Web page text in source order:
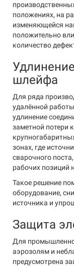
положениях, на
изменяющейся
положительно
количество
шлейфа
Для ряда
удалённой
удлинение
заметной потери
зонах, где
сварочного
рабочих позиций
Такое решение
оборудование,
источника и
Защита
Для
аэрозолям и
предусмотрена